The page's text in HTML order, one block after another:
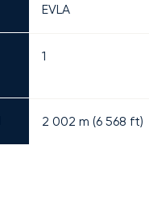
EVLA
1
2 002 m (6 568 ft)